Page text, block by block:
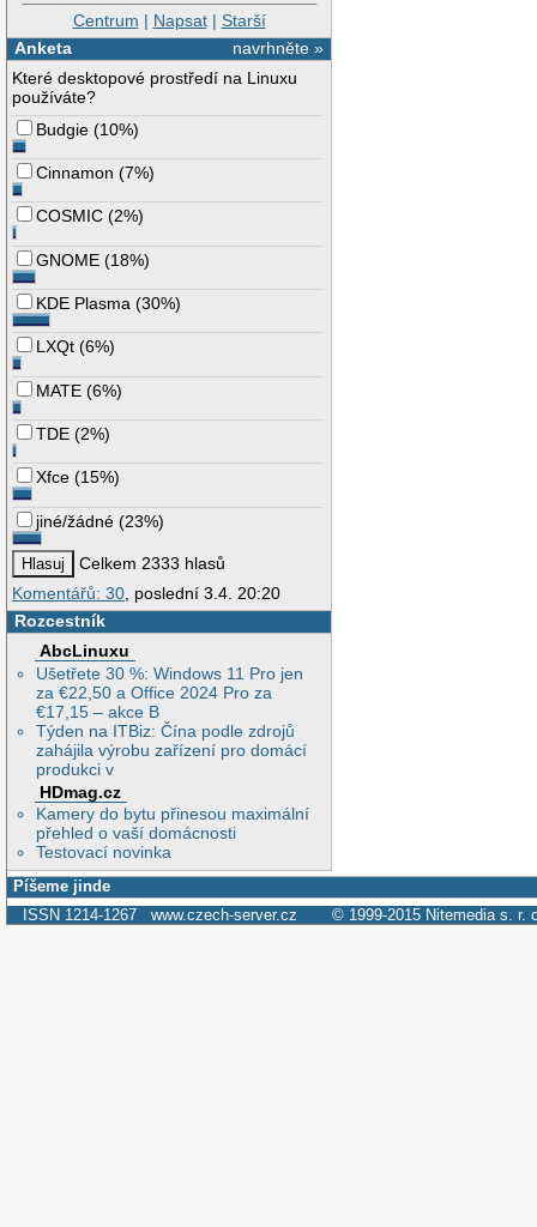
Centrum | Napsat| Starší
navrhněte »
Anketa
Které desktopové prostředí na Linuxu
používáte?
Budgie (10%)
Cinnamon (7%)
COSMIC (2%)
GNOME (18%)
KDE Plasma (30%)
LXQt (6%)
MATE (6%)
TDE (2%)
Xfce (15%)
jiné/žádné (23%)
Celkem 2333 hlasů
Komentářů: 30, poslední 3.4. 20:20
Rozcestník
AbcLinuxu
Ušetřete 30 %: Windows 11 Pro jen
za €22,50 a Office 2024 Pro za
€17,15 – akce B
Týden na ITBiz: Čína podle zdrojů
zahájila výrobu zařízení pro domácí
produkci v
HDmag.cz
Kamery do bytu přinesou maximální
přehled o vaší domácnosti
Testovací novinka
Píšeme jinde
ISSN 1214-1267 www.czech-server.cz © 1999-2015 Nitemedia s. r.